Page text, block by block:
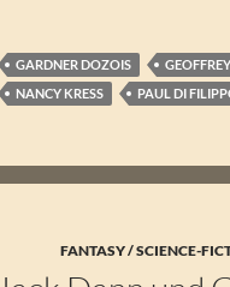
GARDNER DOZOIS
NANCY KRESS
PAUL DI
FANTASY / SCIENCE-